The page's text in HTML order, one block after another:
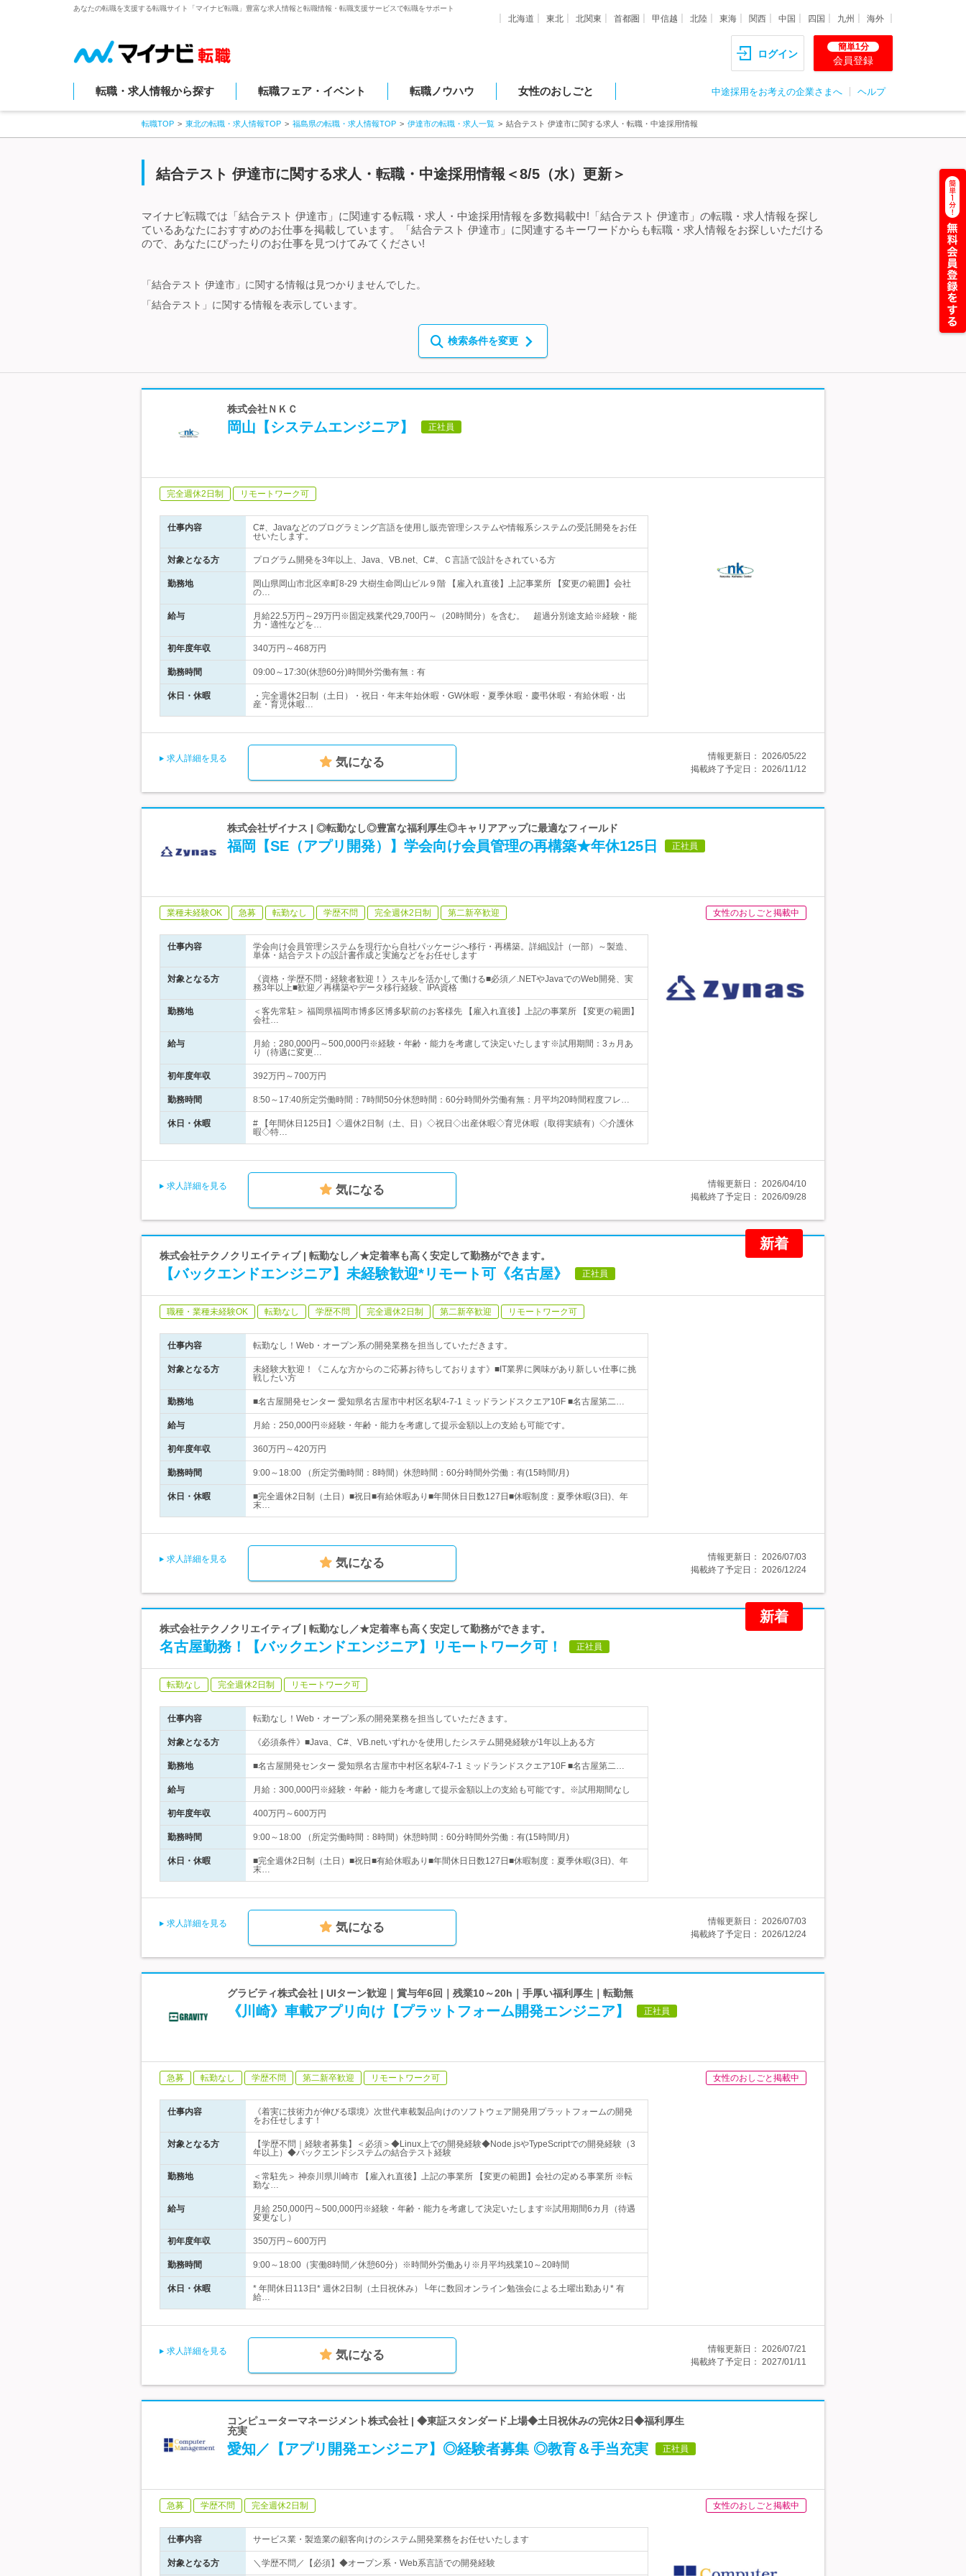
あなたの転職を支援する転職サイト「マイナビ転職」豊富な求人情報と転職情報・転職支援サービスで転職をサポート
北海道 東北 北関東 首都圏 甲信越 北陸 東海 関西 中国 四国 九州 海外
ログイン
簡単1分
会員登録
転職・求人情報から探す 転職フェア・イベント 転職ノウハウ 女性のおしごと 中途採用をお考えの企業さまへ ヘルプ
転職TOP 東北の転職・求人情報TOP 福島県の転職・求人情報TOP 伊達市の転職・求人一覧 結合テスト 伊達市に関する求人・転職・中途採用情報
結合テスト 伊達市に関する求人・転職・中途採用情報＜8/5（水）更新＞
マイナビ転職では「結合テスト 伊達市」に関連する転職・求人・中途採用情報を多数掲載中!「結合テスト 伊達市」の転職・求人情報を探し
ているあなたにおすすめのお仕事を掲載しています。「結合テスト 伊達市」に関連するキーワードからも転職・求人情報をお探しいただける
ので、あなたにぴったりのお仕事を見つけてみてください!
「結合テスト 伊達市」に関する情報は見つかりませんでした。
「結合テスト」に関する情報を表示しています。
検索条件を変更
株式会社ＮＫＣ
岡山【システムエンジニア】 正社員
完全週休2日制 リモートワーク可
仕事内容
C#、Javaなどのプログラミング言語を使用し販売管理システムや情報系システムの受託開発をお任
せいたします。
対象となる方 プログラム開発を3年以上、Java、VB.net、C#、Ｃ言語で設計をされている方
勤務地
岡山県岡山市北区幸町8-29 大樹生命岡山ビル９階 【雇入れ直後】上記事業所 【変更の範囲】会社
の…
給与
月給22.5万円～29万円※固定残業代29,700円～（20時間分）を含む。 超過分別途支給※経験・能
力・適性などを…
初年度年収 340万円～468万円
勤務時間 09:00～17:30(休憩60分)時間外労働有無：有
休日・休暇
・完全週休2日制（土日）・祝日・年末年始休暇・GW休暇・夏季休暇・慶弔休暇・有給休暇・出
産・育児休暇…
求人詳細を見る 気になる 情報更新日： 2026/05/22
掲載終了予定日： 2026/11/12
株式会社ザイナス | ◎転勤なし◎豊富な福利厚生◎キャリアアップに最適なフィールド
福岡【SE（アプリ開発）】学会向け会員管理の再構築★年休125日 正社員
業種未経験OK 急募 転勤なし 学歴不問 完全週休2日制 第二新卒歓迎 女性のおしごと掲載中
仕事内容
学会向け会員管理システムを現行から自社パッケージへ移行・再構築。詳細設計（一部）～製造、
単体・結合テストの設計書作成と実施などをお任せします
対象となる方
《資格・学歴不問・経験者歓迎！》スキルを活かして働ける■必須／.NETやJavaでのWeb開発、実
務3年以上■歓迎／再構築やデータ移行経験、IPA資格
勤務地
＜客先常駐＞ 福岡県福岡市博多区博多駅前のお客様先 【雇入れ直後】上記の事業所 【変更の範囲】
会社…
給与
月給：280,000円～500,000円※経験・年齢・能力を考慮して決定いたします※試用期間：3ヵ月あ
り（待遇に変更…
初年度年収 392万円～700万円
勤務時間 8:50～17:40所定労働時間：7時間50分休憩時間：60分時間外労働有無：月平均20時間程度フレ…
休日・休暇
# 【年間休日125日】◇週休2日制（土、日）◇祝日◇出産休暇◇育児休暇（取得実績有）◇介護休
暇◇特…
求人詳細を見る 気になる 情報更新日： 2026/04/10
掲載終了予定日： 2026/09/28
新着
株式会社テクノクリエイティブ | 転勤なし／★定着率も高く安定して勤務ができます。
【バックエンドエンジニア】未経験歓迎*リモート可《名古屋》 正社員
職種・業種未経験OK 転勤なし 学歴不問 完全週休2日制 第二新卒歓迎 リモートワーク可
仕事内容 転勤なし！Web・オープン系の開発業務を担当していただきます。
対象となる方
未経験大歓迎！《こんな方からのご応募お待ちしております》■IT業界に興味があり新しい仕事に挑
戦したい方
勤務地 ■名古屋開発センター 愛知県名古屋市中村区名駅4-7-1 ミッドランドスクエア10F ■名古屋第二…
給与 月給：250,000円※経験・年齢・能力を考慮して提示金額以上の支給も可能です。
初年度年収 360万円～420万円
勤務時間 9:00～18:00 （所定労働時間：8時間）休憩時間：60分時間外労働：有(15時間/月)
休日・休暇
■完全週休2日制（土日）■祝日■有給休暇あり■年間休日日数127日■休暇制度：夏季休暇(3日)、年
末…
求人詳細を見る 気になる 情報更新日： 2026/07/03
掲載終了予定日： 2026/12/24
新着
株式会社テクノクリエイティブ | 転勤なし／★定着率も高く安定して勤務ができます。
名古屋勤務！【バックエンドエンジニア】リモートワーク可！ 正社員
転勤なし 完全週休2日制 リモートワーク可
仕事内容 転勤なし！Web・オープン系の開発業務を担当していただきます。
対象となる方 《必須条件》■Java、C#、VB.netいずれかを使用したシステム開発経験が1年以上ある方
勤務地 ■名古屋開発センター 愛知県名古屋市中村区名駅4-7-1 ミッドランドスクエア10F ■名古屋第二…
給与 月給：300,000円※経験・年齢・能力を考慮して提示金額以上の支給も可能です。※試用期間なし
初年度年収 400万円～600万円
勤務時間 9:00～18:00 （所定労働時間：8時間）休憩時間：60分時間外労働：有(15時間/月)
休日・休暇
■完全週休2日制（土日）■祝日■有給休暇あり■年間休日日数127日■休暇制度：夏季休暇(3日)、年
末…
求人詳細を見る 気になる 情報更新日： 2026/07/03
掲載終了予定日： 2026/12/24
グラビティ株式会社 | UIターン歓迎｜賞与年6回｜残業10～20h｜手厚い福利厚生｜転勤無
《川崎》車載アプリ向け【プラットフォーム開発エンジニア】 正社員
急募 転勤なし 学歴不問 第二新卒歓迎 リモートワーク可 女性のおしごと掲載中
仕事内容
《着実に技術力が伸びる環境》次世代車載製品向けのソフトウェア開発用プラットフォームの開発
をお任せします！
対象となる方
【学歴不問｜経験者募集】＜必須＞◆Linux上での開発経験◆Node.jsやTypeScriptでの開発経験（3
年以上）◆バックエンドシステムの結合テスト経験
勤務地
＜常駐先＞ 神奈川県川崎市 【雇入れ直後】上記の事業所 【変更の範囲】会社の定める事業所 ※転
勤な…
給与
月給 250,000円～500,000円※経験・年齢・能力を考慮して決定いたします※試用期間6カ月（待遇
変更なし）
初年度年収 350万円～600万円
勤務時間 9:00～18:00（実働8時間／休憩60分）※時間外労働あり※月平均残業10～20時間
休日・休暇
* 年間休日113日* 週休2日制（土日祝休み）└年に数回オンライン勉強会による土曜出勤あり* 有
給…
求人詳細を見る 気になる 情報更新日： 2026/07/21
掲載終了予定日： 2027/01/11
コンピューターマネージメント株式会社 | ◆東証スタンダード上場◆土日祝休みの完休2日◆福利厚生
充実
愛知／【アプリ開発エンジニア】◎経験者募集 ◎教育＆手当充実 正社員
急募 学歴不問 完全週休2日制 女性のおしごと掲載中
仕事内容 サービス業・製造業の顧客向けのシステム開発業務をお任せいたします
対象となる方 ＼学歴不問／【必須】◆オープン系・Web系言語での開発経験